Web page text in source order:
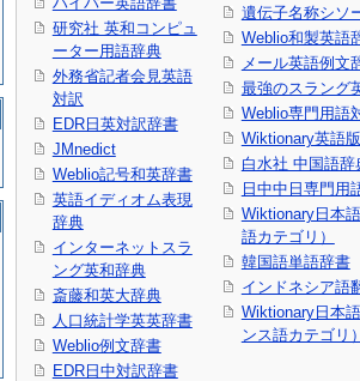
研究社 英和コンピュ
ーター用語辞典
外務省記者会見英語
対訳
EDR日英対訳辞書
JMnedict
Weblio記号和英辞書
英語イディオム表現
辞典
インターネットスラ
ング英和辞典
斎藤和英大辞典
人口統計学英英辞書
Weblio例文辞書
EDR日中対訳辞書
遺伝子名称シソ
Weblio和製英語
メール英語例文
最強のスラング
Weblio専門用語
Wiktionary英語版
白水社 中国語辞
日中中日専門用
Wiktionary日本
語カテゴリ）
韓国語単語辞書
インドネシア語
Wiktionary日本
ンス語カテゴリ